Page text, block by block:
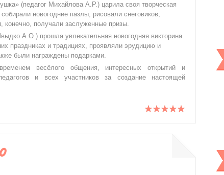
(педагог Михайлова А.Р.) царила своя творческая
новогодние пазлы, рисовали снеговиков,
конечно, получали заслуженные призы.
А.О.) прошла увлекательная новогодняя викторина.
праздниках и традициях, проявляли эрудицию и
были награждены подарками.
весёлого общения, интересных открытий и
и всех участников за создание настоящей
0